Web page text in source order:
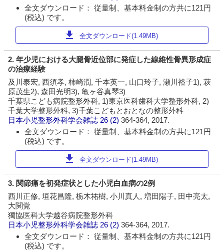
全文ダウンロード： 従量制、基本料金制の方共に121円
(税込) です。
download 全文ダウンロード(1.49MB)
2. 年少児における大腿骨近位部に発症した線維性骨異形成症
の治療経験
及川泰宏, 西須孝, 柿崎潤, 千本英一, 山口玲子, 瀬川裕子1), 萩
原茂生2), 森田光明3), 亀ヶ谷真琴3)
千葉県こども病院整形外科, 1)東京医科歯科大学整形外科, 2)
千葉大学整形外科, 3)千葉こどもとおとなの整形外科
日本小児整形外科学会雑誌 26 (2)364-364, 2017.
全文ダウンロード： 従量制、基本料金制の方共に121円
(税込) です。
download 全文ダウンロード(1.49MB)
3. 関節痛を初発症状とした小児白血病の2例
西川正修, 垣花昌隆, 栃木祐樹, 小川真人, 増田陽子, 田中亮太,
大関覚
獨協医科大学越谷病院整形外科
日本小児整形外科学会雑誌 26 (2)364-364, 2017.
全文ダウンロード： 従量制、基本料金制の方共に121円
(税込) です。